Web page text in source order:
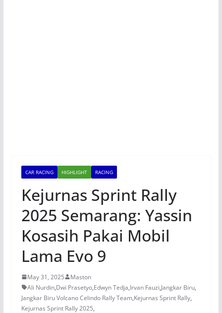
CAR RACING HIGHLIGHT RACING
Kejurnas Sprint Rally
2025 Semarang: Yassin
Kosasih Pakai Mobil
Lama Evo 9
May 31, 2025
Maston
Ali Nurdin,Dwi Prasetyo,Edwyn Tedja,Irvan Fauzi,Jangkar Biru,
Jangkar Biru Volcano Celindo Rally Team,Kejurnas Sprint Rally,
Kejurnas Sprint Rally 2025,